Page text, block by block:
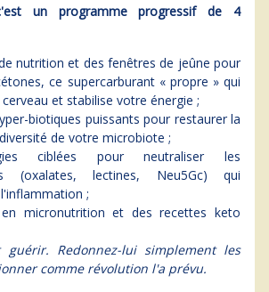
un programme progressif de 4
nutrition et des fenêtres de jeûne pour
ce supercarburant « propre » qui
et stabilise votre énergie ;
biotiques puissants pour restaurer la
de votre microbiote ;
ciblées pour neutraliser les
(oxalates, lectines, Neu5Gc) qui
;
micronutrition et des recettes keto
guérir. Redonnez-lui simplement les
comme révolution l'a prévu.